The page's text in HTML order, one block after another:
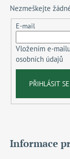
Nezmeškejte
E-mail
Vložením e-
osobních údajů
PŘIHLÁSIT SE
Informace